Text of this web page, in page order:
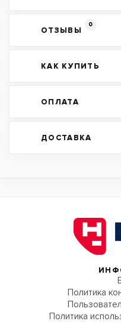
ОТЗЫВЫ
0
КАК КУПИТЬ
ОПЛАТА
ДОСТАВКА
Политика
Политика